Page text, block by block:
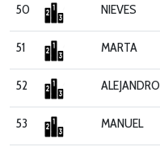
50 NIEVES
51 MARTA
52 ALEJANDRO
53 MANUEL